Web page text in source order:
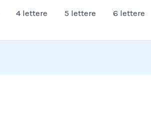
4 lettere 5 lettere 6 lettere